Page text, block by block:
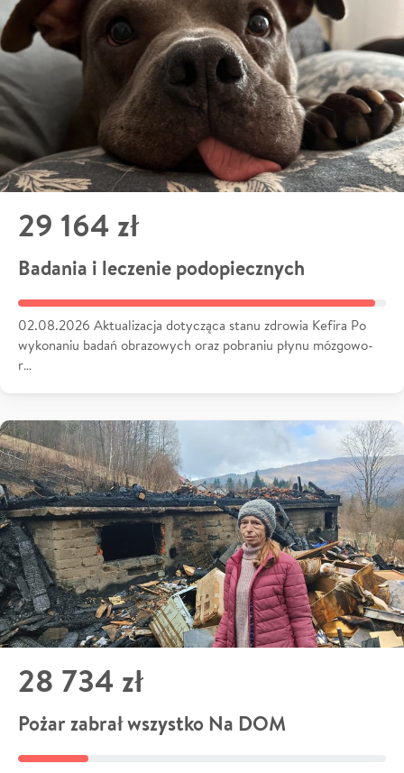
29 164 zł
Badania i leczenie podopiecznych
02.08.2026 Aktualizacja dotycząca stanu zdrowia Kefira Po
wykonaniu badań obrazowych oraz pobraniu płynu mózgowo-
r…
28 734 zł
Pożar zabrał wszystko Na DOM